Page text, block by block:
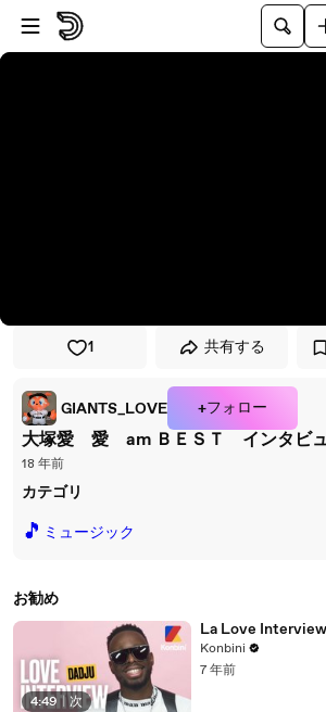
プレイヤーにスキップ
メインコンテンツにスキップ
1 共有する
GIANTS_LOVE +フォロー
大塚愛 愛 am ＢＥＳＴ インタ
18 年前
カテゴリ
🎵 ミュージック
お勧め
4:49 次
La Love
Konbini
7 年前